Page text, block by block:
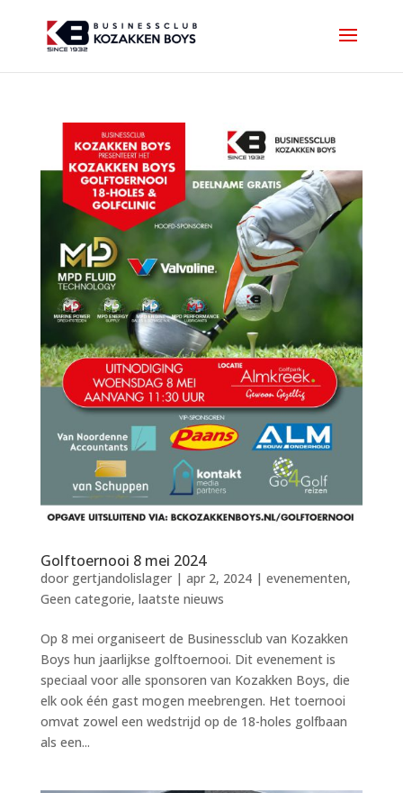
Golftoernooi 8 mei 2024
door gertjandolislager| apr 2, 2024| evenementen,
Geen categorie, laatste nieuws
Op 8 mei organiseert de Businessclub van Kozakken
Boys hun jaarlijkse golftoernooi. Dit evenement is
speciaal voor alle sponsoren van Kozakken Boys, die
elk ook één gast mogen meebrengen. Het toernooi
omvat zowel een wedstrijd op de 18-holes golfbaan
als een...